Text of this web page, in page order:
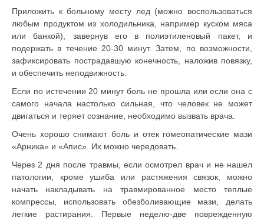
Приложить к больному месту лед (можно воспользоваться
любым продуктом из холодильника, например куском мяса
или банкой), завернув его в полиэтиленовый пакет, и
подержать в течение 20-30 минут. Затем, по возможности,
зафиксировать пострадавшую конечность, наложив повязку,
и обеспечить неподвижность.
Если по истечении 20 минут боль не прошла или если она с
самого начала настолько сильная, что человек не может
двигаться и теряет сознание, необходимо вызвать врача.
Очень хорошо снимают боль и отек гомеопатические мази
«Арника» и «Апис». Их можно чередовать.
Через 2 дня после травмы, если осмотрел врач и не нашел
патологии, кроме ушиба или растяжения связок, можно
начать накладывать на травмированное место теплые
компрессы, использовать обезболивающие мази, делать
легкие растирания. Первые неделю-две поврежденную